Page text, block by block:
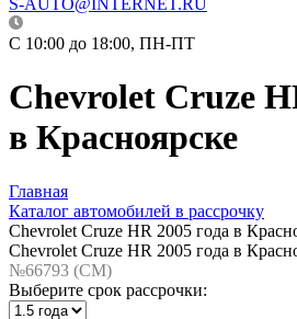
C 10:00 до 18:00, ПН-ПТ
Chevrolet Cruze
в Красноярске
Главная
Каталог автомобилей в рассрочку
Chevrolet Cruze HR 2005 года в
Chevrolet Cruze HR 2005 года в
№66793 (CM)
Выберите срок рассрочки: